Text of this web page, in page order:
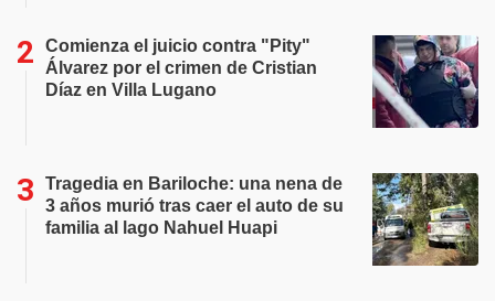
Comienza el juicio contra "Pity"
Álvarez por el crimen de Cristian
Díaz en Villa Lugano
Tragedia en Bariloche: una nena de
3 años murió tras caer el auto de su
familia al lago Nahuel Huapi